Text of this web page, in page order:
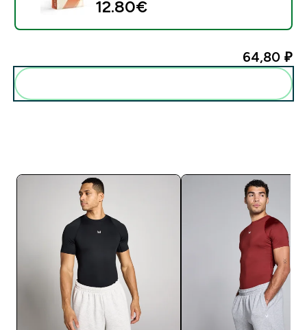
12.80€‎
64,80 ₽‎